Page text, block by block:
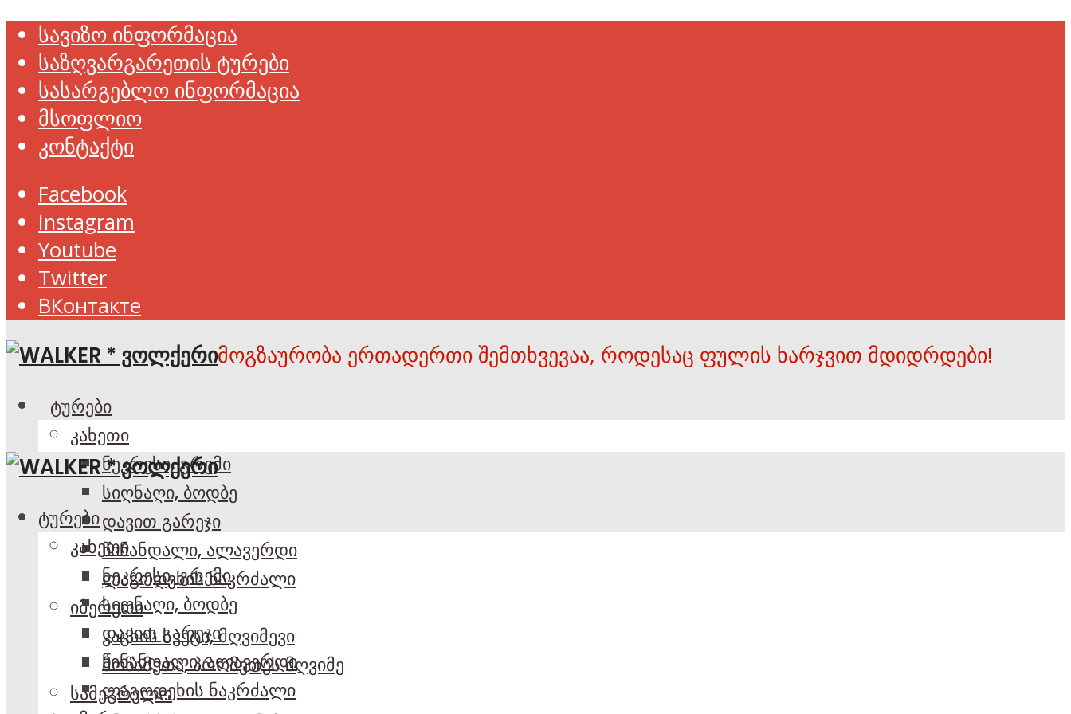
სავიზო ინფორმაცია
საზღვარგარეთის ტურები
სასარგებლო ინფორმაცია
მსოფლიო
კონტაქტი
Facebook
Instagram
Youtube
Twitter
ВКонтакте
მოგზაურობა ერთადერთი შემთხვევაა, როდესაც ფულის ხარჯვით მდიდრდები!
ტურები
კახეთი
ნეკრესი, გრემი
სიღნაღი, ბოდბე
დავით გარეჯი
წინანდალი, ალავერდი
ლაგოდეხის ნაკრძალი
იმერეთი
კაცხის სვეტი, მღვიმევი
მოწამეთა, პრომეთეს მღვიმე
სამეგრელო
ტურები
კახეთი
ნეკრესი, გრემი
სიღნაღი, ბოდბე
დავით გარეჯი
წინანდალი, ალავერდი
ლაგოდეხის ნაკრძალი